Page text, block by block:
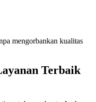
mengorbankan kualitas
Terbaik